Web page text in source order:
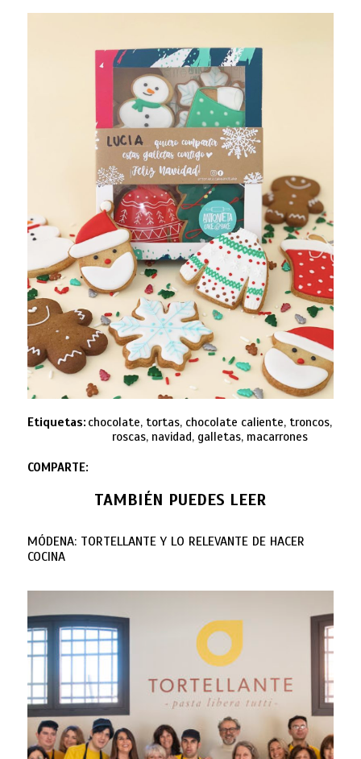
Etiquetas: chocolate, tortas, chocolate caliente, troncos,
roscas, navidad, galletas, macarrones
COMPARTE:
TAMBIÉN PUEDES LEER
MÓDENA: TORTELLANTE Y LO RELEVANTE DE HACER
COCINA